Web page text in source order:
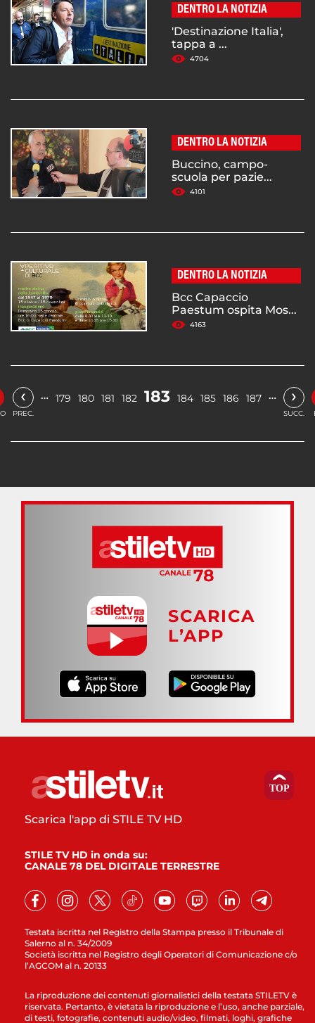
DENTRO LA NOTIZIA
'Destinazione Italia',
tappa a ...
4704
DENTRO LA NOTIZIA
Buccino, campo-
scuola per pazie...
4101
DENTRO LA NOTIZIA
Bcc Capaccio
Paestum ospita Mos...
4163
‹
PREC.
… 179 180 181 182 183 184 185 186 187 … ›
SUCC.
SCARICA
L’APP
Testata iscritta nel Registro della Stampa presso il Tribunale di
Salerno al n. 34/2009
Società iscritta nel Registro degli Operatori di Comunicazione c/o
l’AGCOM al n. 20133
Scarica l'app di STILE TV HD
STILE TV HD in onda su:
CANALE 78 DEL DIGITALE TERRESTRE
La riproduzione dei contenuti giornalistici della testata STILETV è
riservata. Pertanto, è vietata la riproduzione e l’uso, anche parziale,
di testi, fotografie, contenuti audio/video, filmati, loghi, grafiche